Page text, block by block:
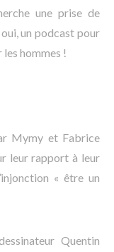
une prise de
un podcast pour
hommes !
Mymy et Fabrice
leur rapport à leur
« être un
Quentin